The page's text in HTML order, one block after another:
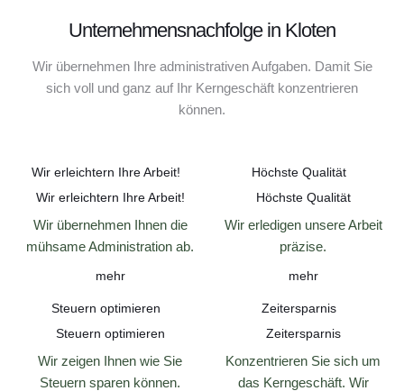
Unternehmensnachfolge in Kloten
Wir übernehmen Ihre administrativen Aufgaben. Damit Sie
sich voll und ganz auf Ihr Kerngeschäft konzentrieren
können.
Wir erleichtern Ihre Arbeit!
Wir erleichtern Ihre Arbeit!
Wir übernehmen Ihnen die
mühsame Administration ab.
mehr
Höchste Qualität
Höchste Qualität
Wir erledigen unsere Arbeit
präzise.
mehr
Steuern optimieren
Steuern optimieren
Wir zeigen Ihnen wie Sie
Steuern sparen können.
Zeitersparnis
Zeitersparnis
Konzentrieren Sie sich um
das Kerngeschäft. Wir